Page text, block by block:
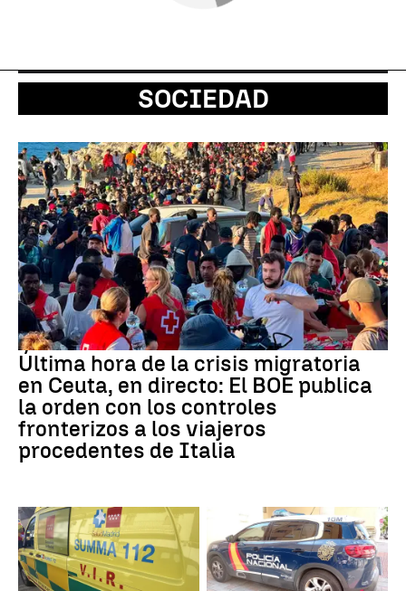
SOCIEDAD
Última hora de la crisis migratoria
en Ceuta, en directo: El BOE publica
la orden con los controles
fronterizos a los viajeros
procedentes de Italia